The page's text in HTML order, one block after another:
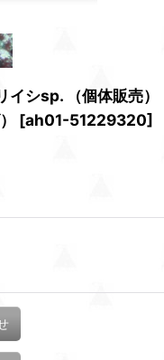
イシsp. （個体販売）
[ah01-51229320]